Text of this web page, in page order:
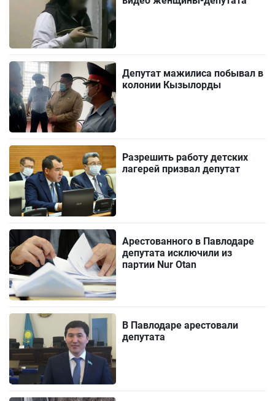
Депутат мажилиса побывал в
колонии Кызылорды
Разрешить работу детских
лагерей призвал депутат
Арестованного в Павлодаре
депутата исключили из
партии Nur Otan
В Павлодаре арестовали
депутата